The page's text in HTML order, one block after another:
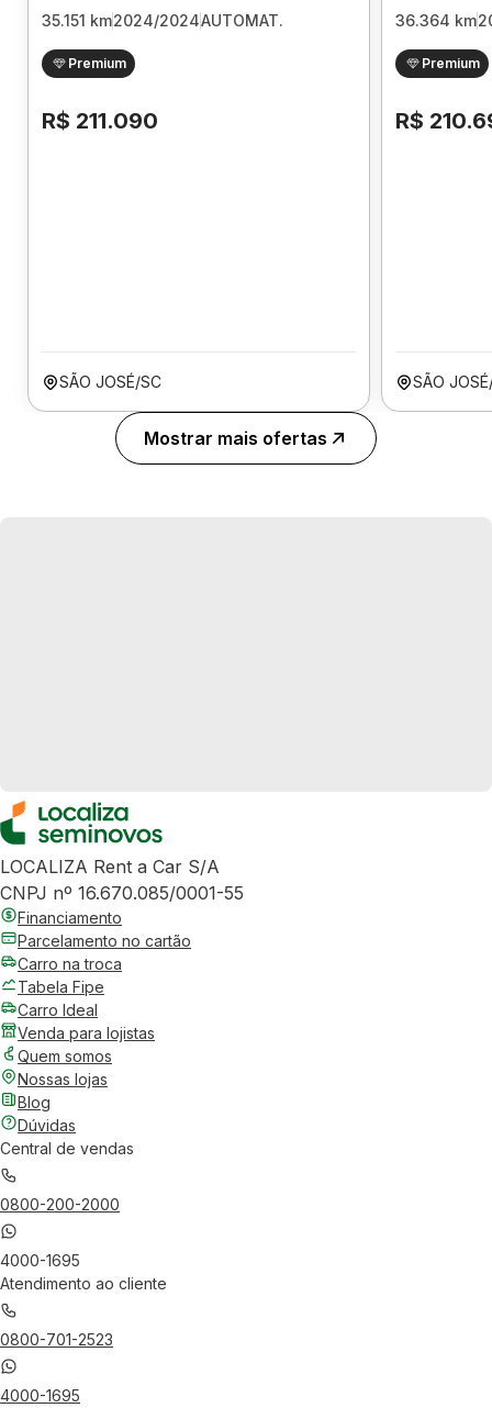
35.151 km2024/2024AUTOMAT.
Premium
R$ 211.090
SÃO JOSÉ/SC
36.364 km
Premium
R$
SÃO
Mostrar mais ofertas
LOCALIZA Rent a Car S/A
CNPJ nº 16.670.085/0001-55
Financiamento
Parcelamento no cartão
Carro na troca
Tabela Fipe
Carro Ideal
Venda para lojistas
Quem somos
Nossas lojas
Blog
Dúvidas
Central de vendas
0800-200-2000
4000-1695
Atendimento ao cliente
0800-701-2523
4000-1695